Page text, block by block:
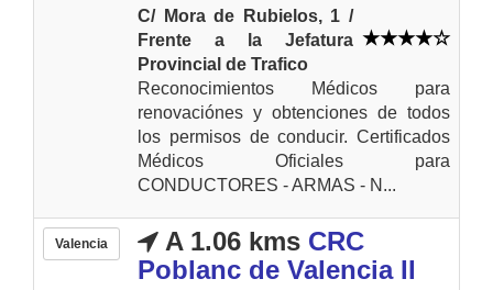
C/ Mora de Rubielos, 1 /
Frente a la Jefatura
Provincial de Trafico
Reconocimientos Médicos para
renovaciónes y obtenciones de todos
los permisos de conducir. Certificados
Médicos Oficiales para
CONDUCTORES - ARMAS - N...
Valencia A 1.06 kms CRC
Poblanc de Valencia II